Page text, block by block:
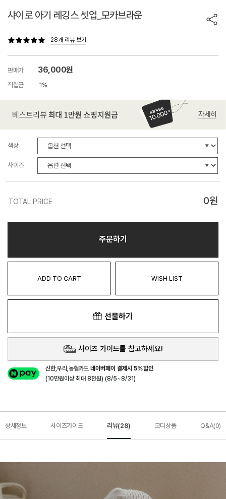
샤이로 아기 레깅스 셋업_모카브라운
28개 리뷰 보기
판매가 36,000원
적립금 1%
색상
사이즈
TOTAL PRICE 0원
주문하기
ADD TO CART WISH LIST
선물하기
사이즈 가이드를 참고하세요!
신한,우리,농협카드네이버페이 결제시 5%할인
(10만원이상 최대 8천원) (8/5~8/31)
상세정보 사이즈가이드 리뷰(28) 코디상품 Q&A(0)